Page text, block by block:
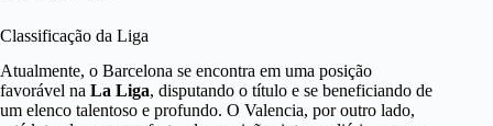
Classificação da Liga
Atualmente, o Barcelona se encontra em uma posição
favorável na La Liga, disputando o título e se beneficiando de
um elenco talentoso e profundo. O Valencia, por outro lado,